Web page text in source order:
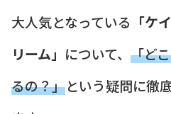
大人気となっている 「ケ
リーム」 について、 「ど
るの？」という疑問に徹